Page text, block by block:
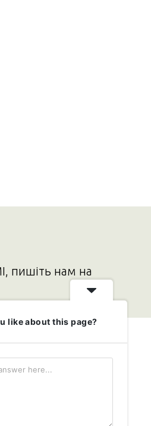
пишіть нам на
новину
безкоштовно
like about this page?